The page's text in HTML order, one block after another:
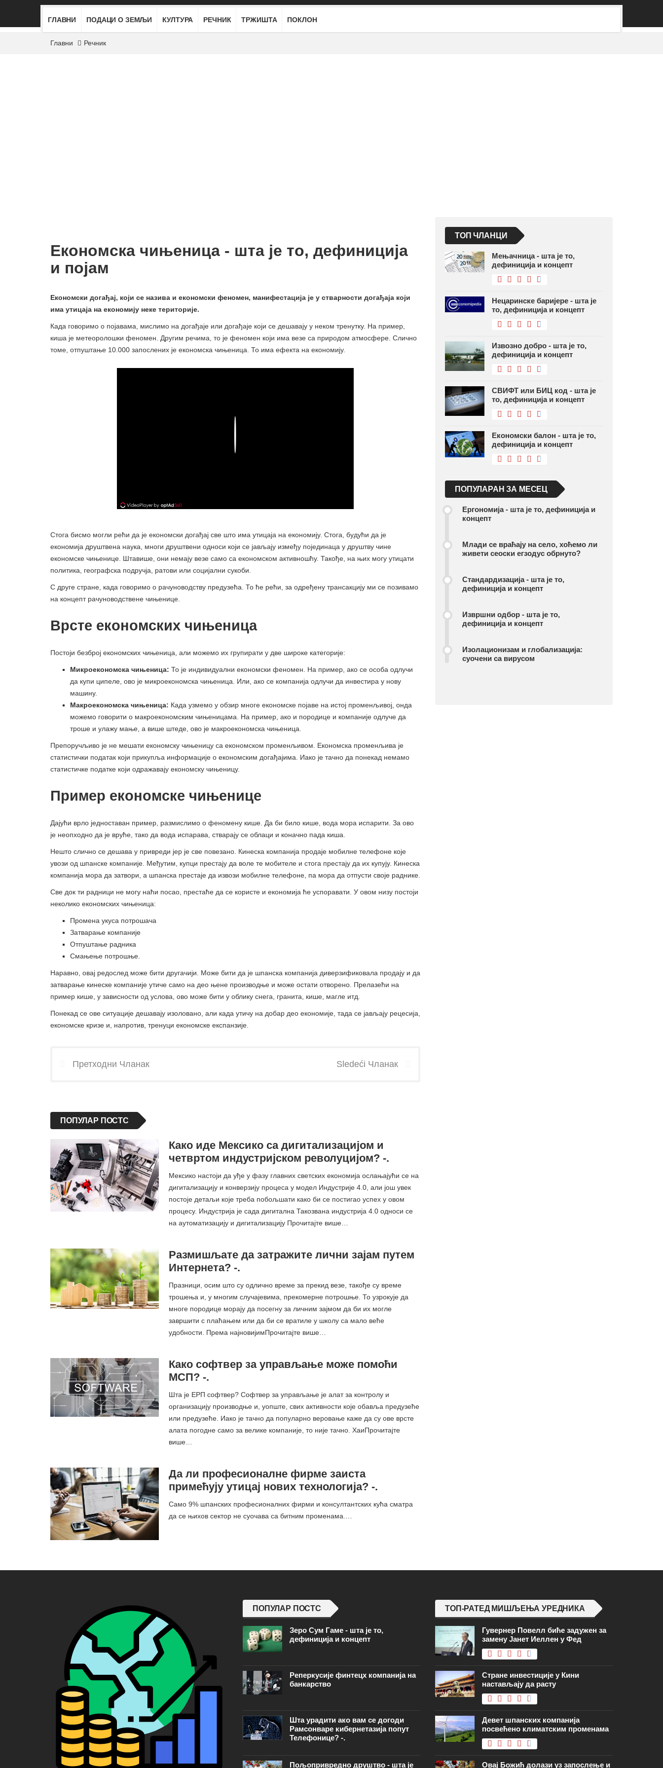
ГЛАВНИ ПОДАЦИ О ЗЕМЉИ КУЛТУРА РЕЧНИК ТРЖИШТА ПОКЛОН
Главни Речник
Економска чињеница - шта је то, дефиниција
и појам
Економски догађај, који се назива и економски феномен, манифестација је у стварности догађаја који
има утицаја на економију неке територије.
Када говоримо о појавама, мислимо на догађаје или догађаје који се дешавају у неком тренутку. На пример,
киша је метеоролошки феномен. Другим речима, то је феномен који има везе са природом атмосфере. Слично
томе, отпуштање 10.000 запослених је економска чињеница. То има ефекта на економију.
Стога бисмо могли рећи да је економски догађај све што има утицаја на економију. Стога, будући да је
економија друштвена наука, многи друштвени односи који се јављају између појединаца у друштву чине
економске чињенице. Штавише, они немају везе само са економском активношћу. Такође, на њих могу утицати
политика, географска подручја, ратови или социјални сукоби.
С друге стране, када говоримо о рачуноводству предузећа. То ће рећи, за одређену трансакцију ми се позивамо
на концепт рачуноводствене чињенице.
Врсте економских чињеница
Постоји безброј економских чињеница, али можемо их групирати у две широке категорије:
Микроекономска чињеница: То је индивидуални економски феномен. На пример, ако се особа одлучи
да купи ципеле, ово је микроекономска чињеница. Или, ако се компанија одлучи да инвестира у нову
машину.
Макроекономска чињеница: Када узмемо у обзир многе економске појаве на истој променљивој, онда
можемо говорити о макроекономским чињеницама. На пример, ако и породице и компаније одлуче да
троше и улажу мање, а више штеде, ово је макроекономска чињеница.
Препоручљиво је не мешати економску чињеницу са економском променљивом. Економска променљива је
статистички податак који прикупља информације о економским догађајима. Иако је тачно да понекад немамо
статистичке податке који одражавају економску чињеницу.
Пример економске чињенице
Дајући врло једноставан пример, размислимо о феномену кише. Да би било кише, вода мора испарити. За ово
је неопходно да је вруће, тако да вода испарава, стварају се облаци и коначно пада киша.
Нешто слично се дешава у привреди јер је све повезано. Кинеска компанија продаје мобилне телефоне које
увози од шпанске компаније. Међутим, купци престају да воле те мобителе и стога престају да их купују. Кинеска
компанија мора да затвори, а шпанска престаје да извози мобилне телефоне, па мора да отпусти своје раднике.
Све док ти радници не могу наћи посао, престаће да се користе и економија ће успоравати. У овом низу постоји
неколико економских чињеница:
Промена укуса потрошача
Затварање компаније
Отпуштање радника
Смањење потрошње.
Наравно, овај редослед може бити другачији. Може бити да је шпанска компанија диверзификовала продају и да
затварање кинеске компаније утиче само на део њене производње и може остати отворено. Прелазећи на
пример кише, у зависности од услова, ово може бити у облику снега, гранита, кише, магле итд.
Понекад се ове ситуације дешавају изоловано, али када утичу на добар део економије, тада се јављају рецесија,
економске кризе и, напротив, тренуци економске експанзије.
Претходни Чланак Sledeći Чланак
ПОПУЛАР ПОСТС
Како иде Мексико са дигитализацијом и
четвртом индустријском револуцијом? -.
Мексико настоји да уђе у фазу главних светских економија ослањајући се на
дигитализацију и конверзију процеса у модел Индустрије 4.0, али још увек
постоје детаљи које треба побољшати како би се постигао успех у овом
процесу. Индустрија је сада дигитална Такозвана индустрија 4.0 односи се
на аутоматизацију и дигитализацију Прочитајте више…
Размишљате да затражите лични зајам путем
Интернета? -.
Празници, осим што су одлично време за прекид везе, такође су време
трошења и, у многим случајевима, прекомерне потрошње. То узрокује да
многе породице морају да посегну за личним зајмом да би их могле
завршити с плаћањем или да би се вратиле у школу са мало веће
удобности. Према најновијимПрочитајте више…
Како софтвер за управљање може помоћи
МСП? -.
Шта је ЕРП софтвер? Софтвер за управљање је алат за контролу и
организацију производње и, уопште, свих активности које обавља предузеће
или предузеће. Иако је тачно да популарно веровање каже да су ове врсте
алата погодне само за велике компаније, то није тачно. ХаиПрочитајте
више…
Да ли професионалне фирме заиста
примећују утицај нових технологија? -.
Само 9% шпанских професионалних фирми и консултантских кућа сматра
да се њихов сектор не суочава са битним променама.…
ТОП ЧЛАНЦИ
Мењачница - шта је то,
дефиниција и концепт
Нецаринске баријере - шта је
то, дефиниција и концепт
Извозно добро - шта је то,
дефиниција и концепт
СВИФТ или БИЦ код - шта је
то, дефиниција и концепт
Економски балон - шта је то,
дефиниција и концепт
ПОПУЛАРАН ЗА МЕСЕЦ
Ергономија - шта је то, дефиниција и
концепт
Млади се враћају на село, хоћемо ли
живети сеоски егзодус обрнуто?
Стандардизација - шта је то,
дефиниција и концепт
Извршни одбор - шта је то,
дефиниција и концепт
Изолационизам и глобализација:
суочени са вирусом
ПОПУЛАР ПОСТС
Зеро Сум Гаме - шта је то,
дефиниција и концепт
Реперкусије финтецх компанија на
банкарство
Шта урадити ако вам се догоди
Рамсонваре кибернетазија попут
Телефонице? -.
Пољопривредно друштво - шта је
ТОП-РАТЕД МИШЉЕЊА УРЕДНИКА
Гувернер Повелл биће задужен за
замену Јанет Иеллен у Фед
Стране инвестиције у Кини
настављају да расту
Девет шпанских компанија
посвећено климатским променама
Овај Божић долази уз запослење и